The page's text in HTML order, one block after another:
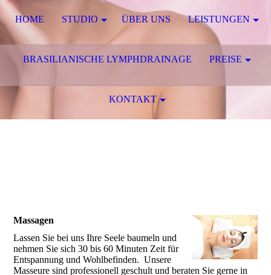
Massagen
Lassen Sie bei uns Ihre Seele baumeln und
nehmen Sie sich 30 bis 60 Minuten Zeit für
Entspannung und Wohlbefinden. Unsere
Masseure sind professionell geschult und beraten Sie gerne in
HOME STUDIO ÜBER UNS LEISTUNGEN
BRASILIANISCHE LYMPHDRAINAGE PREISE
KONTAKT